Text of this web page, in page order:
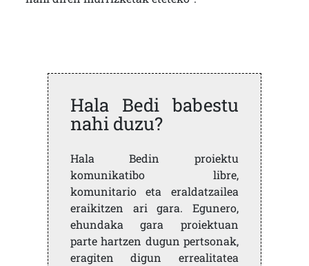
Hala Bedi babestu
nahi duzu?
Hala Bedin proiektu
komunikatibo libre,
komunitario eta eraldatzailea
eraikitzen ari gara. Egunero,
ehundaka gara proiektuan
parte hartzen dugun pertsonak,
eragiten digun errealitatea